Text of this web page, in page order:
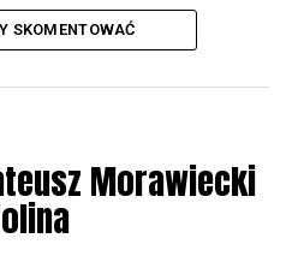
SKOMENTOWAĆ
Morawiecki